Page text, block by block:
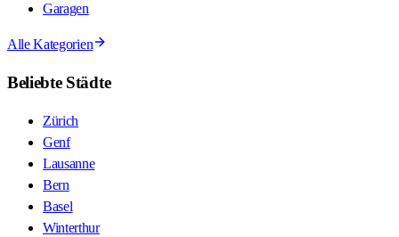
Garagen
Alle Kategorien
Beliebte Städte
Zürich
Genf
Lausanne
Bern
Basel
Winterthur